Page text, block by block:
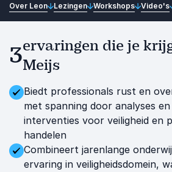
Over Leon Lezingen Workshops Video's
3ervaringen die je
Meijs
Biedt professionals rust en
met spanning door analyses
interventies voor veiligheid en
handelen
Combineert jarenlange
ervaring in veiligheidsdomein,